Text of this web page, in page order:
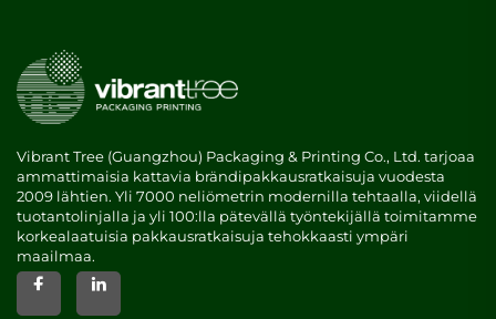
Vibrant Tree (Guangzhou) Packaging & Printing Co., Ltd. tarjoaa
ammattimaisia kattavia brändipakkausratkaisuja vuodesta
2009 lähtien. Yli 7000 neliömetrin modernilla tehtaalla, viidellä
tuotantolinjalla ja yli 100:lla pätevällä työntekijällä toimitamme
korkealaatuisia pakkausratkaisuja tehokkaasti ympäri
maailmaa.